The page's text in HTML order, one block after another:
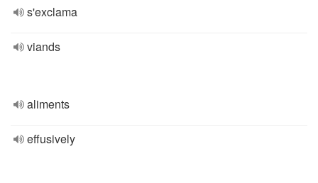
s'exclama
viands
aliments
effusively